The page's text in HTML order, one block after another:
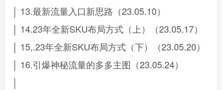
│ 13.最新流量入口新思路（23.05.10）
│ 14.23年全新SKU布局方式（上）（23.05.17）
│ 15,.23年全新SKU布局方式（下）（23.05.20）
│ 16.引爆神秘流量的多多主图（23.05.24）
│